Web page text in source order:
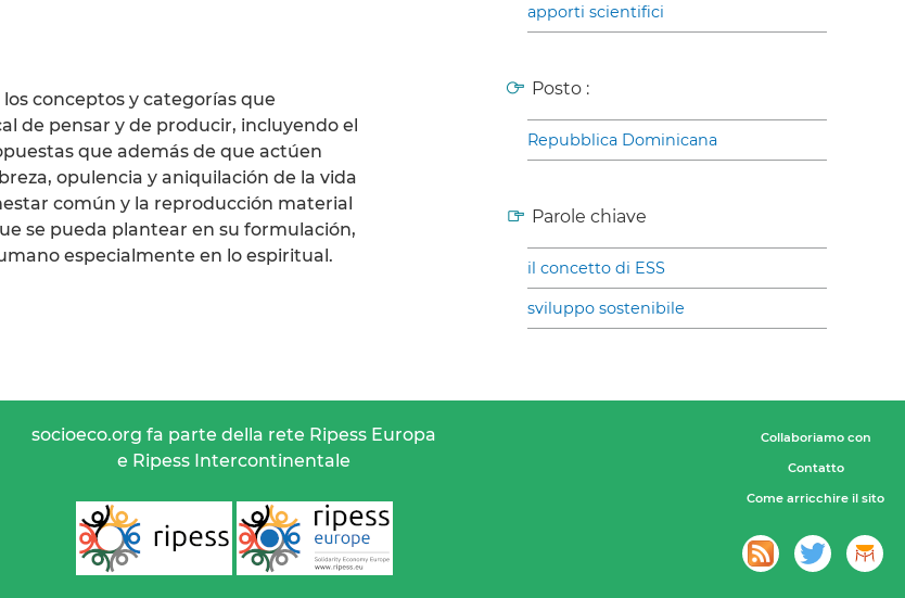
conceptos y categorías que
de pensar y de producir, incluyendo el
que además de que actúen
opulencia y aniquilación de la vida
común y la reproducción material
se pueda plantear en su formulación,
especialmente en lo espiritual.
apporti scientifici
Posto :
Repubblica Dominicana
Parole chiave
il concetto di ESS
sviluppo sostenibile
socioeco.org fa parte della rete Ripess Europa
e Ripess Intercontinentale
Collaboriamo con
Contatto
Come arricchire il sito